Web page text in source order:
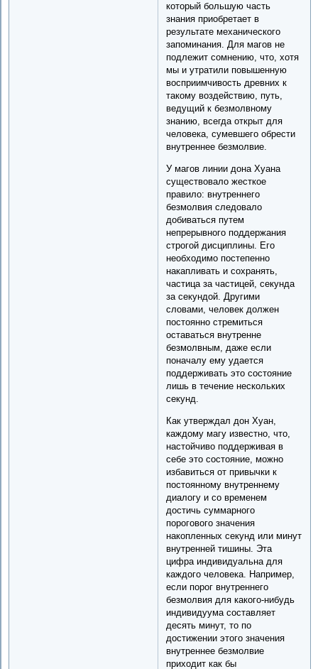
который большую часть
знания приобретает в
результате механического
запоминания. Для магов не
подлежит сомнению, что, хотя
мы и утратили повышенную
восприимчивость древних к
такому воздействию, путь,
ведущий к безмолвному
знанию, всегда открыт для
человека, сумевшего обрести
внутреннее безмолвие.
У магов линии дона Хуана
существовало жесткое
правило: внутреннего
безмолвия следовало
добиваться путем
непрерывного поддержания
строгой дисциплины. Его
необходимо постепенно
накапливать и сохранять,
частица за частицей, секунда
за секундой. Другими
словами, человек должен
постоянно стремиться
оставаться внутренне
безмолвным, даже если
поначалу ему удается
поддерживать это состояние
лишь в течение нескольких
секунд.
Как утверждал дон Хуан,
каждому магу известно, что,
настойчиво поддерживая в
себе это состояние, можно
избавиться от привычки к
постоянному внутреннему
диалогу и со временем
достичь суммарного
порогового значения
накопленных секунд или минут
внутренней тишины. Эта
цифра индивидуальна для
каждого человека. Например,
если порог внутреннего
безмолвия для какого-нибудь
индивидуума составляет
десять минут, то по
достижении этого значения
внутреннее безмолвие
приходит как бы